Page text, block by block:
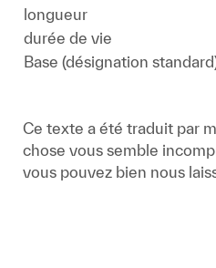
longueur
durée de vie
Base (désignation
Ce texte a été traduit par
chose vous semble
vous pouvez bien nous